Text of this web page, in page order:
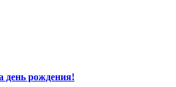
день рождения!